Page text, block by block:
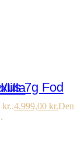
hvid/lilla
kr..4.999,00 kr.Den